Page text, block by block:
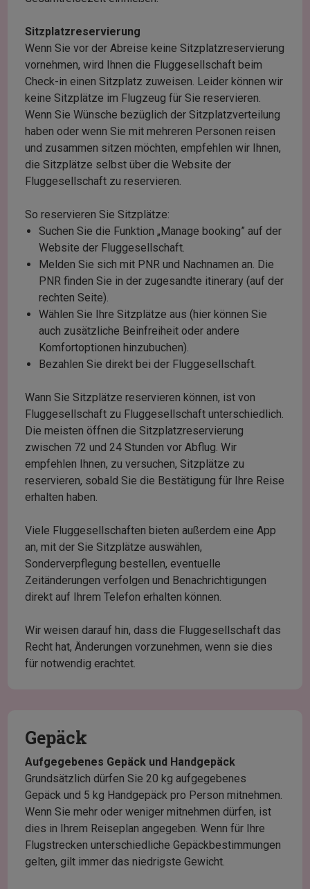
Sitzplatzreservierung
Wenn Sie vor der Abreise keine Sitzplatzreservierung
vornehmen, wird Ihnen die Fluggesellschaft beim
Check-in einen Sitzplatz zuweisen. Leider können wir
keine Sitzplätze im Flugzeug für Sie reservieren.
Wenn Sie Wünsche bezüglich der Sitzplatzverteilung
haben oder wenn Sie mit mehreren Personen reisen
und zusammen sitzen möchten, empfehlen wir Ihnen,
die Sitzplätze selbst über die Website der
Fluggesellschaft zu reservieren.
So reservieren Sie Sitzplätze:
Suchen Sie die Funktion „Manage booking” auf der
Website der Fluggesellschaft.
Melden Sie sich mit PNR und Nachnamen an. Die
PNR finden Sie in der zugesandte itinerary (auf der
rechten Seite).
Wählen Sie Ihre Sitzplätze aus (hier können Sie
auch zusätzliche Beinfreiheit oder andere
Komfortoptionen hinzubuchen).
Bezahlen Sie direkt bei der Fluggesellschaft.
Wann Sie Sitzplätze reservieren können, ist von
Fluggesellschaft zu Fluggesellschaft unterschiedlich.
Die meisten öffnen die Sitzplatzreservierung
zwischen 72 und 24 Stunden vor Abflug. Wir
empfehlen Ihnen, zu versuchen, Sitzplätze zu
reservieren, sobald Sie die Bestätigung für Ihre Reise
erhalten haben.
Viele Fluggesellschaften bieten außerdem eine App
an, mit der Sie Sitzplätze auswählen,
Sonderverpflegung bestellen, eventuelle
Zeitänderungen verfolgen und Benachrichtigungen
direkt auf Ihrem Telefon erhalten können.
Wir weisen darauf hin, dass die Fluggesellschaft das
Recht hat, Änderungen vorzunehmen, wenn sie dies
für notwendig erachtet.
Gepäck
Aufgegebenes Gepäck und Handgepäck
Grundsätzlich dürfen Sie 20 kg aufgegebenes
Gepäck und 5 kg Handgepäck pro Person mitnehmen.
Wenn Sie mehr oder weniger mitnehmen dürfen, ist
dies in Ihrem Reiseplan angegeben. Wenn für Ihre
Flugstrecken unterschiedliche Gepäckbestimmungen
gelten, gilt immer das niedrigste Gewicht.